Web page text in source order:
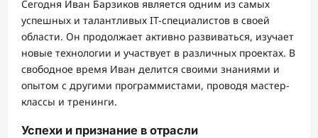
Сегодня Иван Барзиков является одним из самых
успешных и талантливых IT-специалистов в своей
области. Он продолжает активно развиваться, изучает
новые технологии и участвует в различных проектах. В
свободное время Иван делится своими знаниями и
опытом с другими программистами, проводя мастер-
классы и тренинги.
Успехи и признание в отрасли